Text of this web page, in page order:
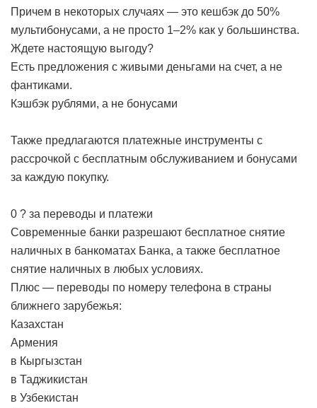
Причем в некоторых случаях — это кешбэк до 50%
мультибонусами, а не просто 1–2% как у большинства.
Ждете настоящую выгоду?
Есть предложения с живыми деньгами на счет, а не
фантиками.
Кэшбэк рублями, а не бонусами
Также предлагаются платежные инструменты с
рассрочкой с бесплатным обслуживанием и бонусами
за каждую покупку.
0 ? за переводы и платежи
Современные банки разрешают бесплатное снятие
наличных в банкоматах Банка, а также бесплатное
снятие наличных в любых условиях.
Плюс — переводы по номеру телефона в страны
ближнего зарубежья:
Казахстан
Армения
в Кыргызстан
в Таджикистан
в Узбекистан